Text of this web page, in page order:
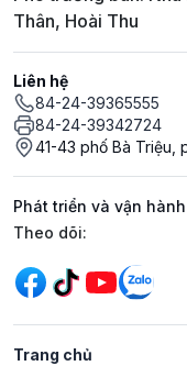
Thân, Hoài Thu
Liên hệ
84-24-39365555
84-24-39342724
41-43 phố Bà Triệu,
Phát triển và vận
Mạng xã hội
Theo dõi:
Trang chủ